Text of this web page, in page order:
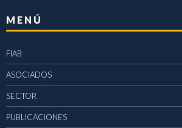
MENÚ
FIAB
ASOCIADOS
SECTOR
PUBLICACIONES